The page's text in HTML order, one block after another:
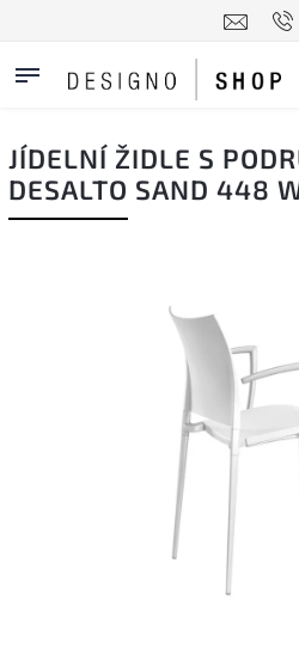
JÍDELNÍ ŽIDLE S
DESALTO SAND 448